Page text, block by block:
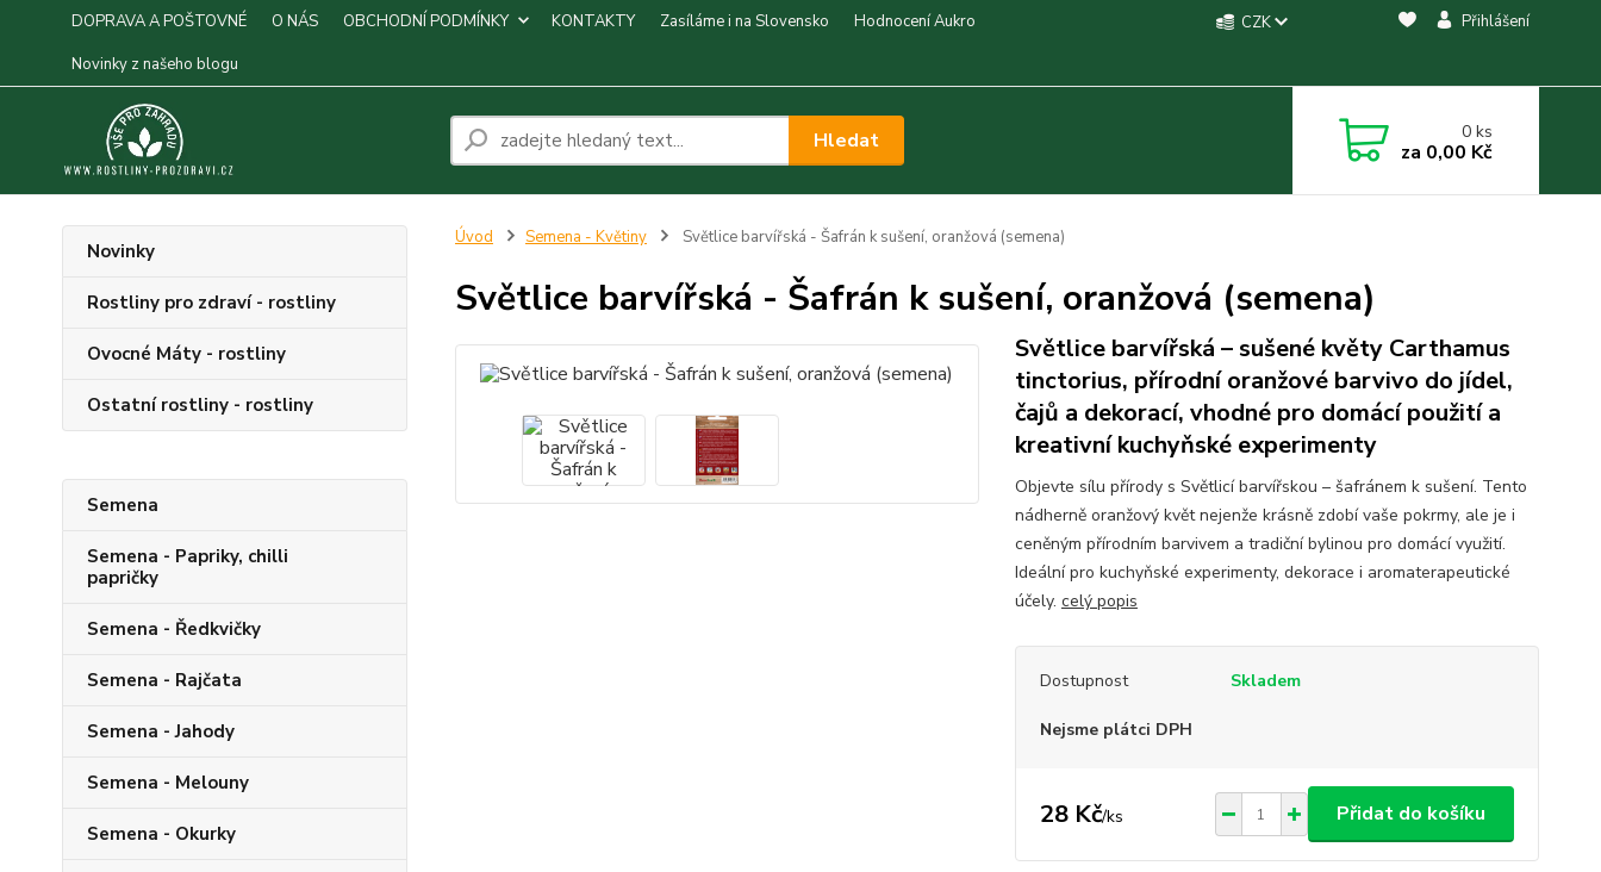
DOPRAVA A POŠTOVNÉ O NÁS OBCHODNÍ PODMÍNKY KONTAKTY Zasíláme i na Slovensko
Hodnocení Aukro
Novinky z našeho blogu
CZK Přihlášení
Hledat 0ks
za 0,00 Kč
Novinky
Rostliny pro zdraví - rostliny
Ovocné Máty - rostliny
Ostatní rostliny - rostliny
Semena
Semena - Papriky, chilli
papričky
Semena - Ředkvičky
Semena - Rajčata
Semena - Jahody
Semena - Melouny
Semena - Okurky
Úvod Semena - Květiny Světlice barvířská - Šafrán k sušení, oranžová (semena)
Světlice barvířská - Šafrán k sušení, oranžová (semena)
Světlice barvířská – sušené květy Carthamus
tinctorius, přírodní oranžové barvivo do jídel,
čajů a dekorací, vhodné pro domácí použití a
kreativní kuchyňské experimenty
Objevte sílu přírody s Světlicí barvířskou – šafránem k sušení. Tento
nádherně oranžový květ nejenže krásně zdobí vaše pokrmy, ale je i
ceněným přírodním barvivem a tradiční bylinou pro domácí využití.
Ideální pro kuchyňské experimenty, dekorace i aromaterapeutické
účely. celý popis
Dostupnost Skladem
Nejsme plátci DPH
28 Kč/ks Přidat do košíku